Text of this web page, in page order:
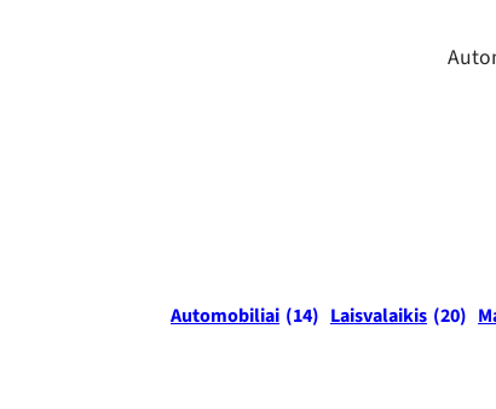
Automobiliai (14) Laisvalaikis (20)